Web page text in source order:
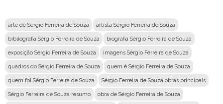
arte de Sérgio Ferreira de Souza artista Sérgio Ferreira de Souza
bibliografia Sérgio Ferreira de Souza biografia Sérgio Ferreira de Souza
exposição Sérgio Ferreira de Souza imagens Sérgio Ferreira de Souza
quadros do Sérgio Ferreira de Souza quem é Sérgio Ferreira de Souza
quem foi Sérgio Ferreira de Souza Sérgio Ferreira de Souza obras principais
Sérgio Ferreira de Souza resumo obra de Sérgio Ferreira de Souza